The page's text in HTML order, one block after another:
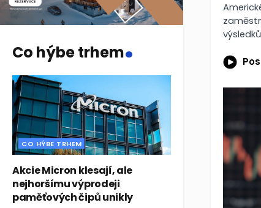
Co hýbe trhem.
CO HÝBE TRHEM
Akcie Micron klesají, ale
nejhoršímu výprodeji
paměťových čipů unikly